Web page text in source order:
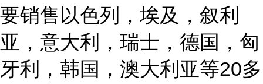
要销售以色列，埃及，叙利
亚，意大利，瑞士，德国，匈
牙利，韩国，澳大利亚等20多